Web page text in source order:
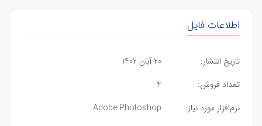
اطلاعات فایل
تاریخ انتشار:
20 آبان 1402
تعداد فروش:
4
نرم‌افزار مورد نیاز:
Adobe Photoshop